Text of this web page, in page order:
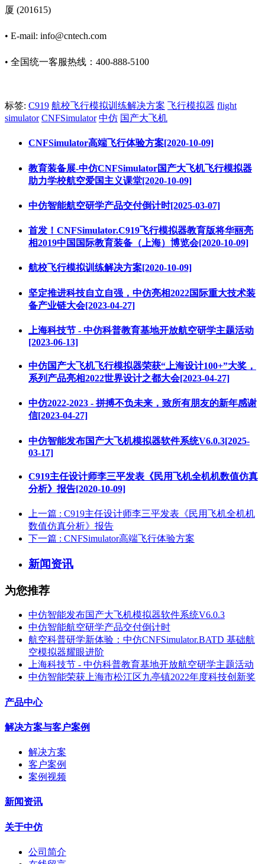
厦 (201615)
• E-mail: info@cntech.com
• 全国统一客服热线：400-888-5100
标签: C919 航校飞行模拟训练解决方案 飞行模拟器 flight
simulator CNFSimulator 中仿 国产大飞机
CNFSimulator高端飞行体验方案[2020-10-09]
教育装备展-中仿CNFSimulator国产大飞机飞行模拟器
助力学校航空爱国主义课堂[2020-10-09]
中仿智能航空研学产品交付倒计时[2025-03-07]
首发！CNFSimulator.C919飞行模拟器教育版将华丽亮
相2019中国国际教育装备（上海）博览会[2020-10-09]
航校飞行模拟训练解决方案[2020-10-09]
坚定推进科技自立自强，中仿亮相2022国际重大技术装
备产业链大会[2023-04-27]
上海科技节 - 中仿科普教育基地开放航空研学主题活动
[2023-06-13]
中仿国产大飞机飞行模拟器荣获“上海设计100+”大奖，
系列产品亮相2022世界设计之都大会[2023-04-27]
中仿2022-2023 - 拼搏不负未来，致所有朋友的新年感谢
信[2023-04-27]
中仿智能发布国产大飞机模拟器软件系统V6.0.3[2025-
03-17]
C919主任设计师李三平发表《民用飞机全机机数值仿真
分析》报告[2020-10-09]
上一篇 : C919主任设计师李三平发表《民用飞机全机机
数值仿真分析》报告
下一篇 : CNFSimulator高端飞行体验方案
新闻资讯
为您推荐
中仿智能发布国产大飞机模拟器软件系统V6.0.3
中仿智能航空研学产品交付倒计时
航空科普研学新体验：中仿CNFSimulator.BATD 基础航
空模拟器耀眼进阶
上海科技节 - 中仿科普教育基地开放航空研学主题活动
中仿智能荣获上海市松江区九亭镇2022年度科技创新奖
产品中心
解决方案与客户案例
解决方案
客户案例
案例视频
新闻资讯
关于中仿
公司简介